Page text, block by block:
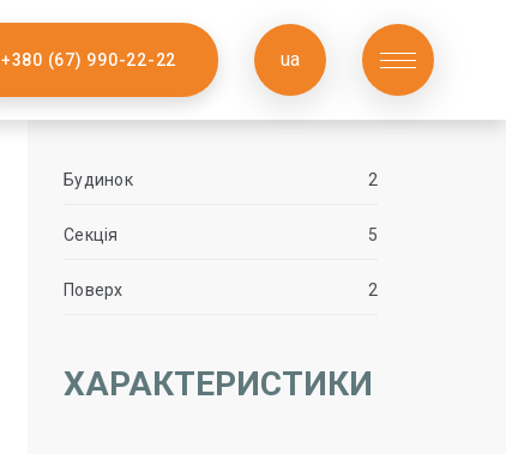
+380 (67) 990-22-22 ua
Будинок 2
Секція 5
Поверх 2
ХАРАКТЕРИСТИКИ